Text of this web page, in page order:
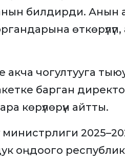
билдирди. Анын
чогултууга
барган
көрүлөрүн айтты.
оңдоого